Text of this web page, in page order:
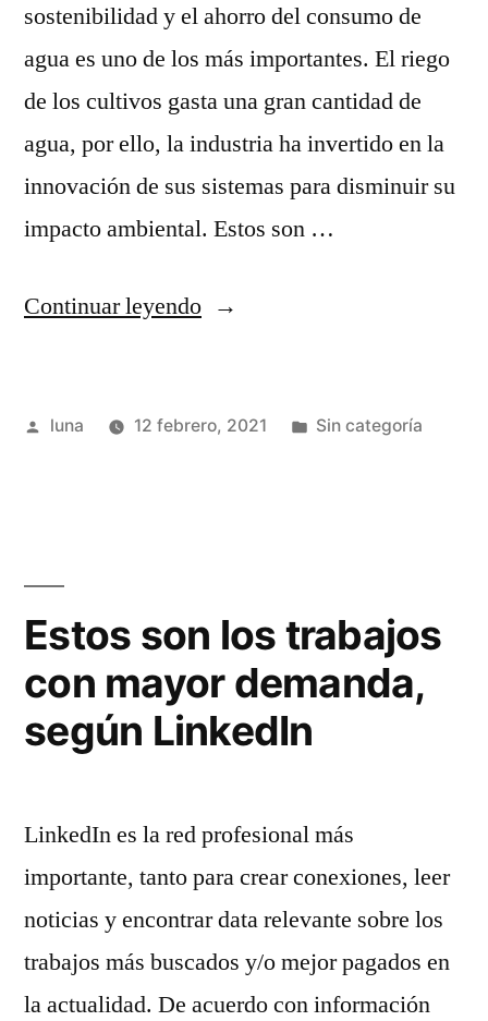
sostenibilidad y el ahorro del consumo de
agua es uno de los más importantes. El riego
de los cultivos gasta una gran cantidad de
agua, por ello, la industria ha invertido en la
innovación de sus sistemas para disminuir su
impacto ambiental. Estos son …
Continuar leyendo“Sistemas
el
Publicado
luna 12 febrero, 2021
Publicada
Sin categoría
Estos son los trabajos
con mayor demanda,
según LinkedIn
LinkedIn es la red profesional más
importante, tanto para crear conexiones, leer
noticias y encontrar data relevante sobre los
trabajos más buscados y/o mejor pagados en
la actualidad. De acuerdo con información